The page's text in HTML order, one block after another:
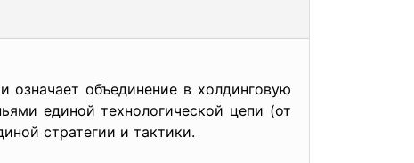
означает объединение в холдинговую
единой технологической цепи (от
стратегии и тактики.